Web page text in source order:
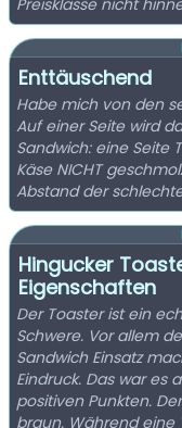
Preisklasse nicht
Enttäuschend
Habe mich von den
Auf einer Seite wird
Sandwich: eine Seite
Käse NICHT
Abstand der
Hingucker
Eigenschaften
Der Toaster ist ein
Schwere. Vor allem
Sandwich Einsatz
Eindruck. Das war es
positiven Punkten.
braun. Während eine